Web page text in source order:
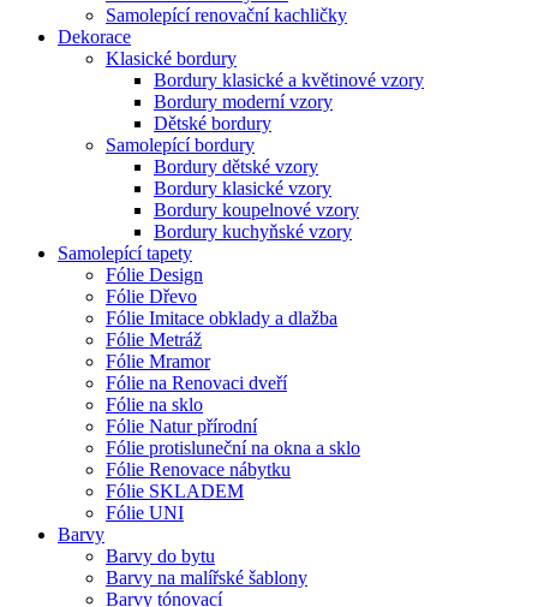
Samolepící renovační kachličky
Dekorace
Klasické bordury
Bordury klasické a květinové vzory
Bordury moderní vzory
Dětské bordury
Samolepící bordury
Bordury dětské vzory
Bordury klasické vzory
Bordury koupelnové vzory
Bordury kuchyňské vzory
Samolepící tapety
Fólie Design
Fólie Dřevo
Fólie Imitace obklady a dlažba
Fólie Metráž
Fólie Mramor
Fólie na Renovaci dveří
Fólie na sklo
Fólie Natur přírodní
Fólie protisluneční na okna a sklo
Fólie Renovace nábytku
Fólie SKLADEM
Fólie UNI
Barvy
Barvy do bytu
Barvy na malířské šablony
Barvy tónovací